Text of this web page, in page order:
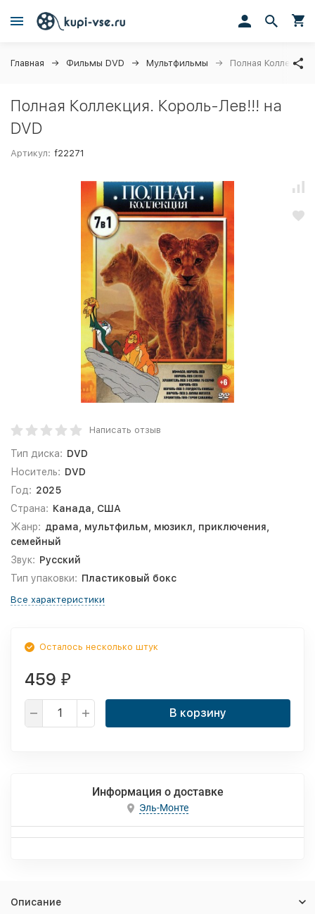
Главная Фильмы DVD Мультфильмы Полная
Полная Коллекция. Король-Лев!!! на
DVD
Артикул: f22271
Написать отзыв
Тип диска: DVD
Носитель: DVD
Год: 2025
Страна: Канада, США
Жанр: драма, мультфильм, мюзикл, приключения,
семейный
Звук: Русский
Тип упаковки: Пластиковый бокс
Все характеристики
Осталось несколько штук
459 ₽
В корзину
Информация о доставке
Эль-Монте
Описание